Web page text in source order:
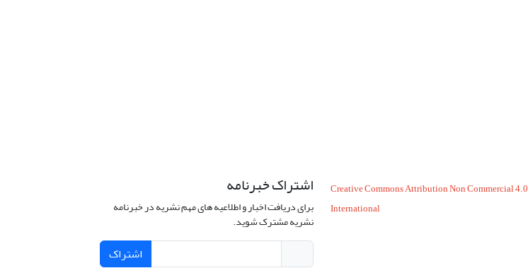
Creative Commons Attribution Non Commercial 4.0
International
اشتراک خبرنامه
برای دریافت اخبار و اطلاعیه های مهم نشریه در خبرنامه
نشریه مشترک شوید.
اشتراک